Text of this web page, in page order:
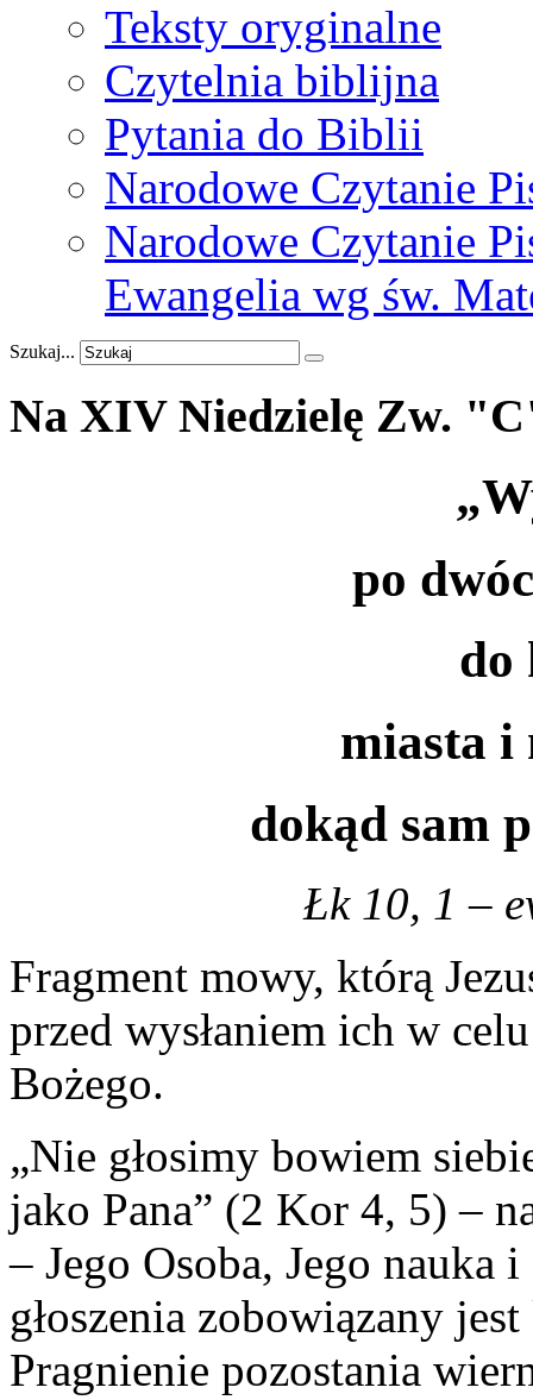
Teksty oryginalne
Czytelnia biblijna
Pytania do Biblii
Narodowe Czytanie
Narodowe Czytanie
Ewangelia wg św.
Szukaj...
Na XIV Niedzielę Zw.
po
do
miasta i
dokąd sam
Łk 10, 1 –
Fragment mowy, którą
przed wysłaniem ich w
Bożego.
„Nie głosimy bowiem
jako Pana” (2 Kor 4, 5) –
– Jego Osoba, Jego
głoszenia zobowiązany
Pragnienie pozostania